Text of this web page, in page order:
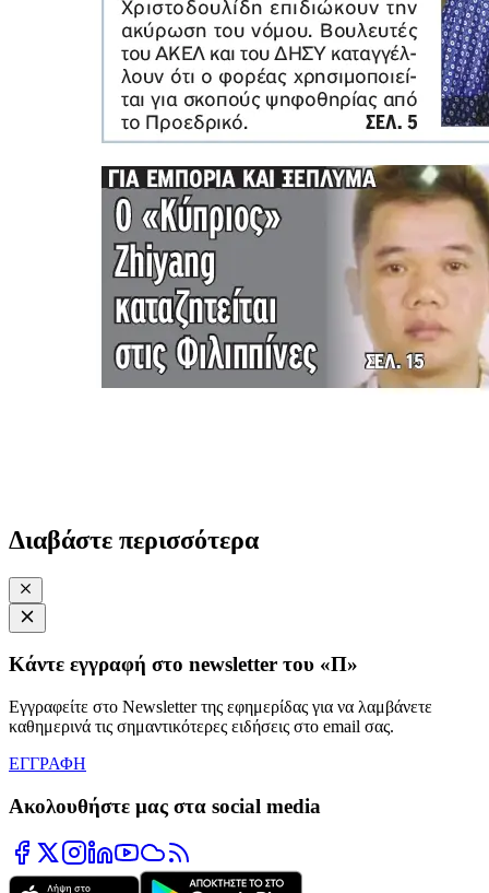
Διαβάστε περισσότερα
Κάντε εγγραφή στο newsletter του «Π»
Εγγραφείτε στο Newsletter της εφημερίδας για να λαμβάνετε
καθημερινά τις σημαντικότερες ειδήσεις στο email σας.
ΕΓΓΡΑΦΗ
Ακολουθήστε μας στα social media